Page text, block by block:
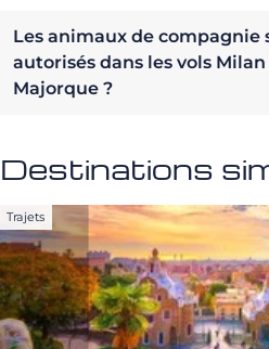
Les animaux de compagnie
autorisés dans les vols
Majorque ?
Destinations
Trajets